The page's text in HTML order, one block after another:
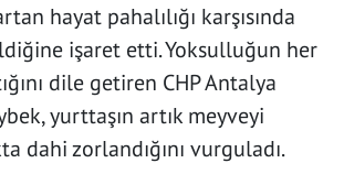
hayat pahalılığı karşısında
işaret etti. Yoksulluğun her
dile getiren CHP Antalya
yurttaşın artık meyveyi
dahi zorlandığını vurguladı.